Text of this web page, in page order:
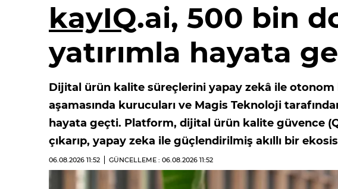
kayIQ.ai, 500 bin
yatırımla hayata
Dijital ürün kalite süreçlerini yapay zekâ ile
aşamasında kurucuları ve Magis Teknoloji
hayata geçti. Platform, dijital ürün kalite güvence
çıkarıp, yapay zeka ile güçlendirilmiş akıllı bir
06.08.2026 11:52 GÜNCELLEME : 06.08.2026 11:52